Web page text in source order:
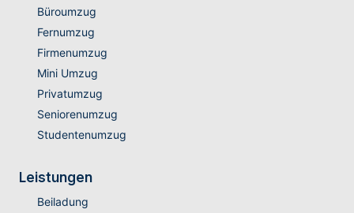
Büroumzug
Fernumzug
Firmenumzug
Mini Umzug
Privatumzug
Seniorenumzug
Studentenumzug
Leistungen
Beiladung